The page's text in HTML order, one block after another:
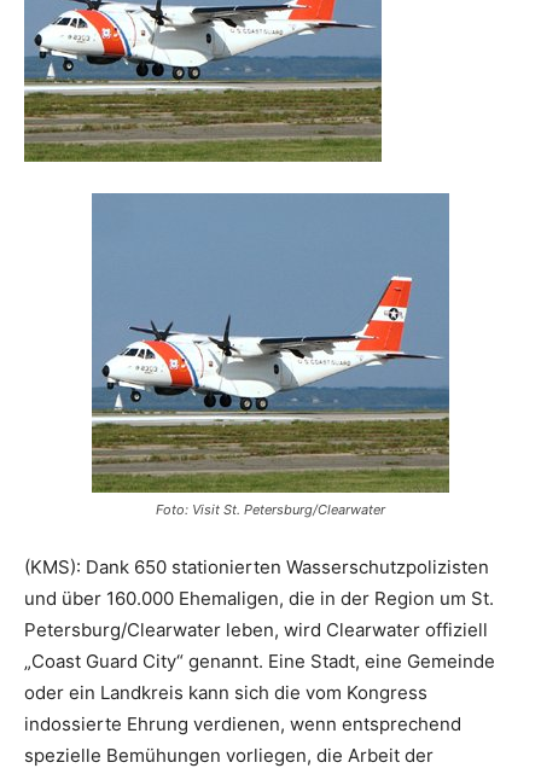
Reiseempfehlungen.
Foto: Visit St. Petersburg/Clearwater
(KMS): Dank 650 stationierten Wasserschutzpolizisten
und über 160.000 Ehemaligen, die in der Region um St.
Petersburg/Clearwater leben, wird Clearwater offiziell
„Coast Guard City“ genannt. Eine Stadt, eine Gemeinde
oder ein Landkreis kann sich die vom Kongress
indossierte Ehrung verdienen, wenn entsprechend
spezielle Bemühungen vorliegen, die Arbeit der